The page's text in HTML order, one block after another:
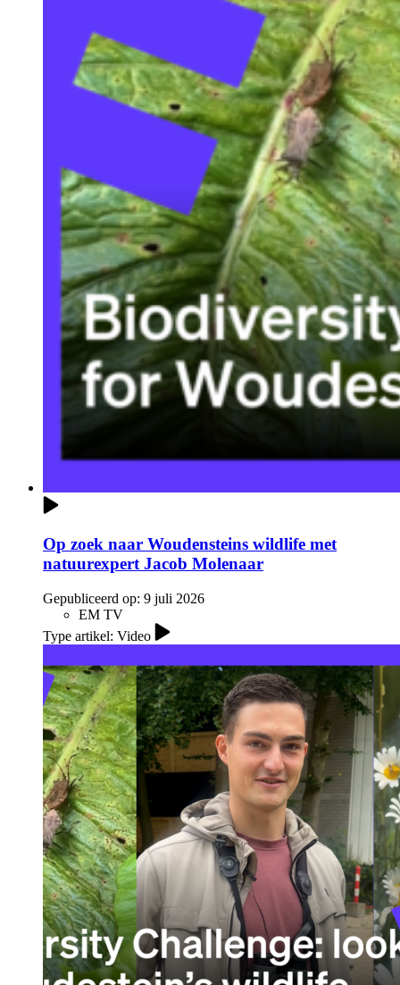
Op zoek naar Woudensteins wildlife met
natuurexpert Jacob Molenaar
Gepubliceerd op: 9 juli 2026
EM TV
Type artikel: Video